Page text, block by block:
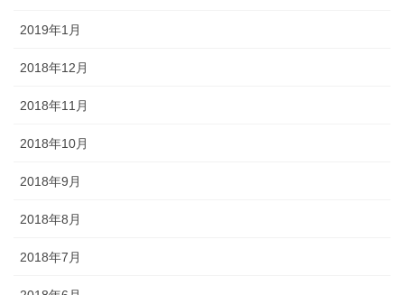
2019年1月
2018年12月
2018年11月
2018年10月
2018年9月
2018年8月
2018年7月